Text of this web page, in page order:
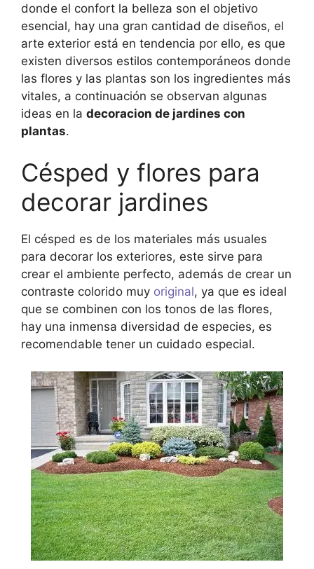
donde el confort la belleza son el objetivo
esencial, hay una gran cantidad de diseños, el
arte exterior está en tendencia por ello, es que
existen diversos estilos contemporáneos donde
las flores y las plantas son los ingredientes más
vitales, a continuación se observan algunas
ideas en la decoracion de jardines con
plantas.
Césped y flores para
decorar jardines
El césped es de los materiales más usuales
para decorar los exteriores, este sirve para
crear el ambiente perfecto, además de crear un
contraste colorido muy original, ya que es ideal
que se combinen con los tonos de las flores,
hay una inmensa diversidad de especies, es
recomendable tener un cuidado especial.